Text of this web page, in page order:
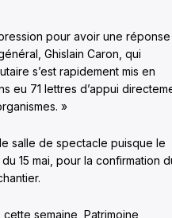
pour avoir une
Ghislain Caron, qui
s’est rapidement mis en
eu 71 lettres d’appui
»
salle de spectacle puisque le
15 mai, pour la confirmation
semaine, Patrimoine